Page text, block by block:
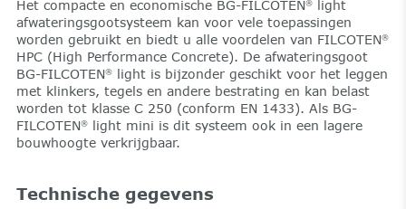
Het compacte en economische BG-FILCOTEN®light
afwateringsgootsysteem kan voor vele toepassingen
worden gebruikt en biedt u alle voordelen van FILCOTEN®
HPC (High Performance Concrete). De afwateringsgoot
BG-FILCOTEN®light is bijzonder geschikt voor het leggen
met klinkers, tegels en andere bestrating en kan belast
worden tot klasse C 250 (conform EN 1433). Als BG-
FILCOTEN®light mini is dit systeem ook in een lagere
bouwhoogte verkrijgbaar.
Technische gegevens